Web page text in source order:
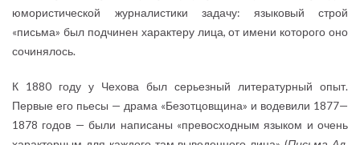
юмористической журналистики задачу: языковый строй
«письма» был подчинен характеру лица, от имени которого оно
сочинялось.
К 1880 году у Чехова был серьезный литературный опыт.
Первые его пьесы — драма «Безотцовщина» и водевили 1877—
1878 годов — были написаны «превосходным языком и очень